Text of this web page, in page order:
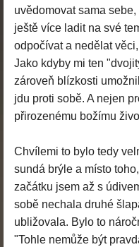
uvědomovat sama
ještě více ladit na své
odpočívat a nedělat
Jako kdyby mi ten
zároveň blízkosti
jdu proti sobě. A nejen
přirozenému božímu
Chvílemi to bylo tedy
sundá brýle a místo
začátku jsem až s
sobě nechala druhé
ubližovala. Bylo to
"Tohle nemůže být